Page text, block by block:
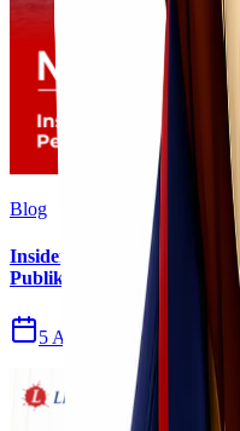
Blog
Insiden Kebakaran KM
Publik
5 Agu 2026